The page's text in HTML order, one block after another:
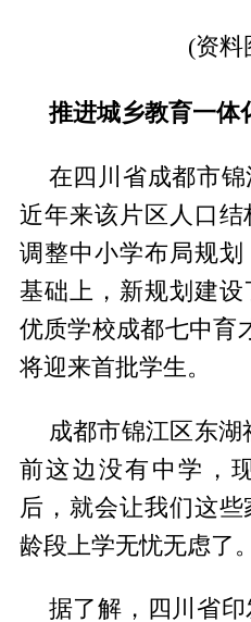
(资料
推进城乡教育一体
在四川省成都市
近年来该片区人口
调整中小学布局规
基础上，新规划建
优质学校成都七中育
将迎来首批学生。
成都市锦江区东
前这边没有中学，
后，就会让我们这
龄段上学无忧无虑了。
据了解，四川省